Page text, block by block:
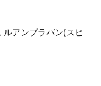
ンプラバン(スピ